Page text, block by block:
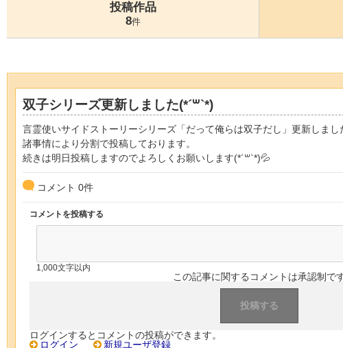
投稿作品
8件
双子シリーズ更新しました(*´꒳`*)
言霊使いサイドストーリーシリーズ「だって俺らは双子だし」更新しまし
諸事情により分割で投稿しております。
続きは明日投稿しますのでよろしくお願いします(*´꒳`*)💦
コメント 0件
コメントを投稿する
1,000文字以内
この記事に関するコメントは承認制で
ログインするとコメントの投稿ができます。
ログイン
新規ユーザ登録